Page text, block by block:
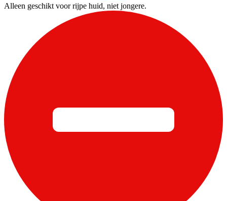
Alleen geschikt voor rijpe huid, niet jongere.